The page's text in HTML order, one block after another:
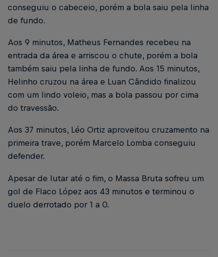
conseguiu o cabeceio, porém a bola saiu pela linha
de fundo.
Aos 9 minutos, Matheus Fernandes recebeu na
entrada da área e arriscou o chute, porém a bola
também saiu pela linha de fundo. Aos 15 minutos,
Helinho cruzou na área e Luan Cândido finalizou
com um lindo voleio, mas a bola passou por cima
do travessão.
Aos 37 minutos, Léo Ortiz aproveitou cruzamento na
primeira trave, porém Marcelo Lomba conseguiu
defender.
Apesar de lutar até o fim, o Massa Bruta sofreu um
gol de Flaco López aos 43 minutos e terminou o
duelo derrotado por 1 a 0.